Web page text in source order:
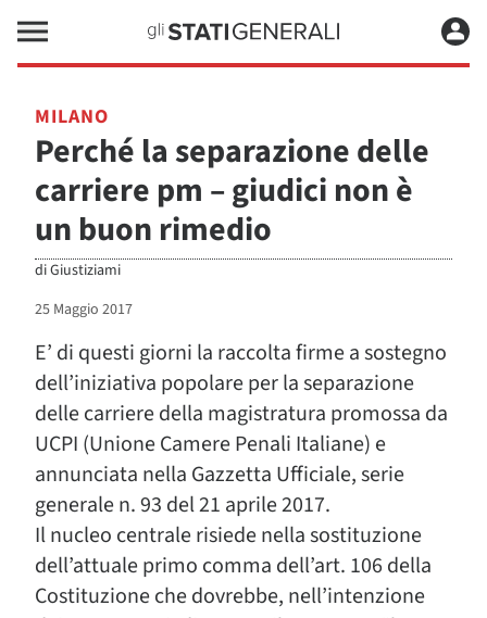
MILANO
Perché la separazione delle
carriere pm – giudici non è
un buon rimedio
diGiustiziami
25 Maggio 2017
E’ di questi giorni la raccolta firme a sostegno
dell’iniziativa popolare per la separazione
delle carriere della magistratura promossa da
UCPI (Unione Camere Penali Italiane) e
annunciata nella Gazzetta Ufficiale, serie
generale n. 93 del 21 aprile 2017.
Il nucleo centrale risiede nella sostituzione
dell’attuale primo comma dell’art. 106 della
Costituzione che dovrebbe, nell’intenzione